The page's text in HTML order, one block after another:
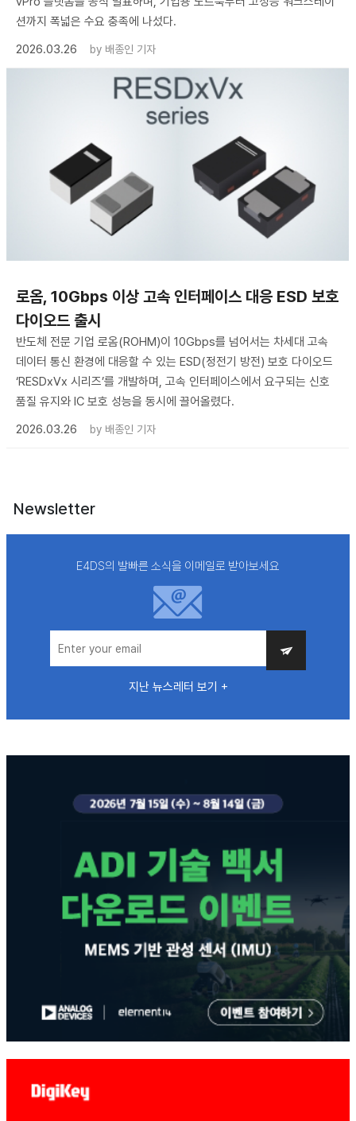
션까지 폭넓은 수요 충족에 나섰다.
2026.03.26
by 배종인 기자
로옴, 10Gbps 이상 고속 인터페이스 대응 ESD 보호
다이오드 출시
반도체 전문 기업 로옴(ROHM)이 10Gbps를 넘어서는 차세대 고속
데이터 통신 환경에 대응할 수 있는 ESD(정전기 방전) 보호 다이오드
‘RESDxVx 시리즈’를 개발하며, 고속 인터페이스에서 요구되는 신호
품질 유지와 IC 보호 성능을 동시에 끌어올렸다.
2026.03.26
by 배종인 기자
Newsletter
E4DS의 발빠른 소식을 이메일로 받아보세요
지난 뉴스레터 보기 +